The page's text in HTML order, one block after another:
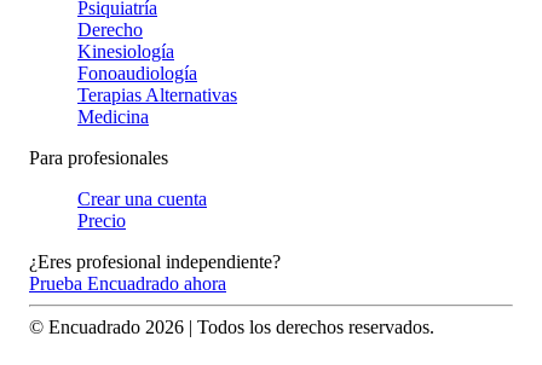
Psiquiatría
Derecho
Kinesiología
Fonoaudiología
Terapias Alternativas
Medicina
Para profesionales
Crear una cuenta
Precio
¿Eres profesional independiente?
Prueba Encuadrado ahora
© Encuadrado 2026 | Todos los derechos reservados.